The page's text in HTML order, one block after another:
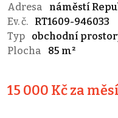
Adresa
náměstí
Ev. č.
RT1609-946033
Typ
obchodní
Plocha
85 m²
15 000 Kč za